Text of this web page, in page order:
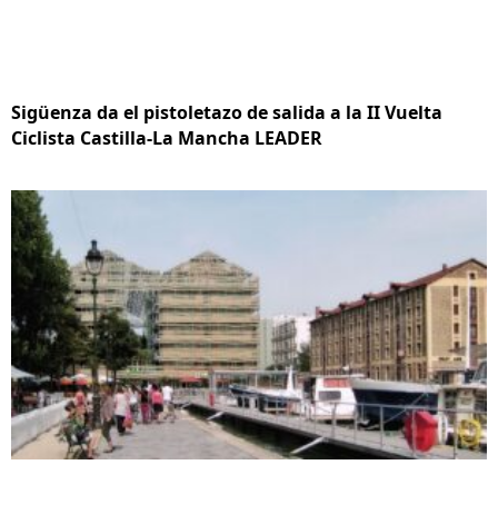
Sigüenza da el pistoletazo de salida a la II Vuelta
Ciclista Castilla-La Mancha LEADER